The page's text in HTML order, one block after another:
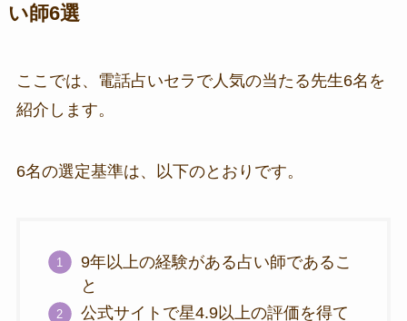
い師6選
ここでは、電話占いセラで人気の当たる先生6名を
紹介します。
6名の選定基準は、以下のとおりです。
9年以上の経験がある占い師であるこ
と
公式サイトで星4.9以上の評価を得て